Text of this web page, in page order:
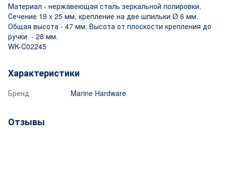
Материал - нержавеющая сталь зеркальной полировки.
Сечение 19 x 25 мм, крепление на две шпильки Ø 6 мм.
Общая высота - 47 мм. Высота от плоскости крепления до
ручки - 28 мм.
WK-C02245
Характеристики
Бренд Marine Hardware
Отзывы